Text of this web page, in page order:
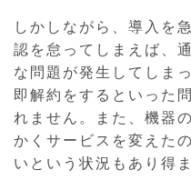
しかしながら、導入を
認を怠ってしまえば、
な問題が発生してしま
即解約をするといった
れません。また、機器
かくサービスを変えた
いという状況もあり得ま